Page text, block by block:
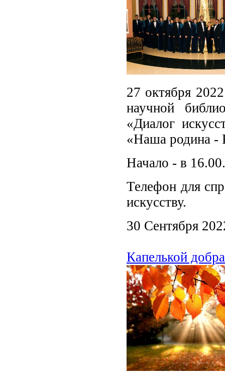
27 октября
научной
«Диалог
«Наша родина -
Начало - в 16.00.
Телефон для
искусству.
30 Сентября
Капелькой